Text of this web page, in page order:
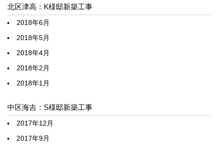
北区津高：K様邸新築工事
2018年6月
2018年5月
2018年4月
2018年2月
2018年1月
中区海吉：S様邸新築工事
2017年12月
2017年9月